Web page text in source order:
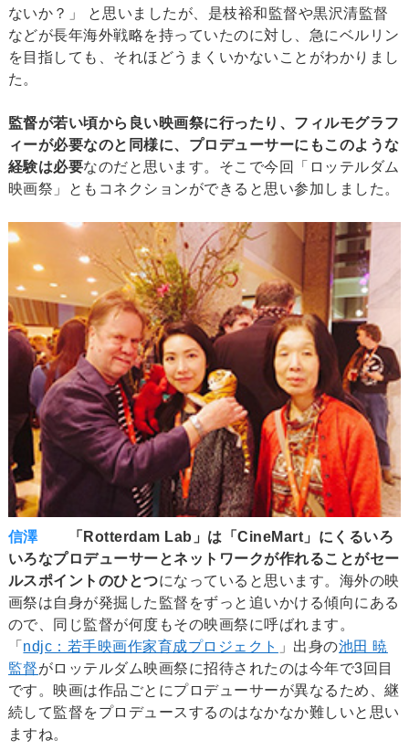
ないか？」 と思いましたが、是枝裕和監督や黒沢清監督
などが長年海外戦略を持っていたのに対し、急にベルリン
を目指しても、それほどうまくいかないことがわかりまし
た。
監督が若い頃から良い映画祭に行ったり、フィルモグラフ
ィーが必要なのと同様に、プロデューサーにもこのような
経験は必要なのだと思います。そこで今回「ロッテルダム
映画祭」ともコネクションができると思い参加しました。
信澤
「Rotterdam Lab」は「CineMart」にくるいろ
いろなプロデューサーとネットワークが作れることがセー
ルスポイントのひとつになっていると思います。海外の映
画祭は自身が発掘した監督をずっと追いかける傾向にある
ので、同じ監督が何度もその映画祭に呼ばれます。
「 ndjc：若手映画作家育成プロジェクト 」出身の池田 暁
監督がロッテルダム映画祭に招待されたのは今年で3回目
です。映画は作品ごとにプロデューサーが異なるため、継
続して監督をプロデュースするのはなかなか難しいと思い
ますね。